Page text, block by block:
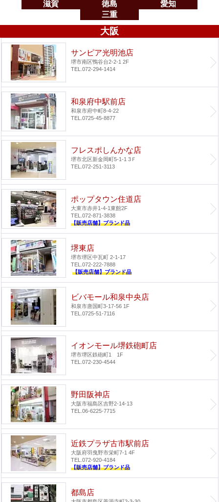
滋賀
徳島
愛知
三重
大阪
サンピア光明池店
堺市南区鴨谷台2-2-1 2F
TEL.072-294-1414
和泉府中駅前店
和泉市府中町8-4-22
TEL.0725-45-8877
フレスポしんかな店
堺市北区新金岡町5-1-1 3Ｆ
TEL.072-251-3113
ポップタウン住道店
大東市赤井1-4-1東館2F
TEL.072-871-3838
【販売店舗】ブランド品
堺東店
堺市堺区中瓦町 2-1-17
TEL.072-222-7888
【販売店舗】ブランド品
ビバモール和泉中央店
和泉市唐国町3-17-56 1F
TEL.0725-51-7116
イオンモール堺鉄砲町店
堺市堺区鉄砲町1 1F
TEL.072-230-4544
野田阪神店
大阪市福島区吉野2-14-13
TEL.06-6225-7715
近鉄プラザ古市駅前店
大阪府羽曳野市栄町7-1 4F
TEL.072-920-4184
【販売店舗】ブランド品
都島店